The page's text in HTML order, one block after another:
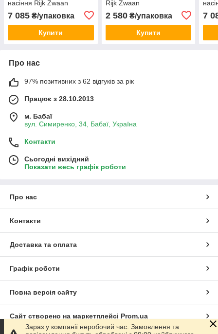
насіння Rijk Zwaan
7 085 ₴/упаковка
Купити
Rijk Zwaan
2 580₴/упаковка
Купити
7
Про нас
97% позитивних з 62 відгуків за рік
Працює з 28.10.2013
м. Бабаї
вул. Симиренко, 34, Бабаї, Україна
Контакти
Сьогодні вихідний
Показати весь графік роботи
Про нас
Контакти
Доставка та оплата
Графік роботи
Повна версія сайту
Сайт створено на маркетплейсі Prom.ua
Зараз у компанії неробочий час. Замовлення та